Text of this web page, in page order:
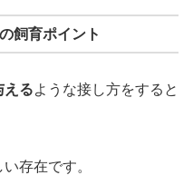
飼育ポイント
えるような接し方をすると
存在です。